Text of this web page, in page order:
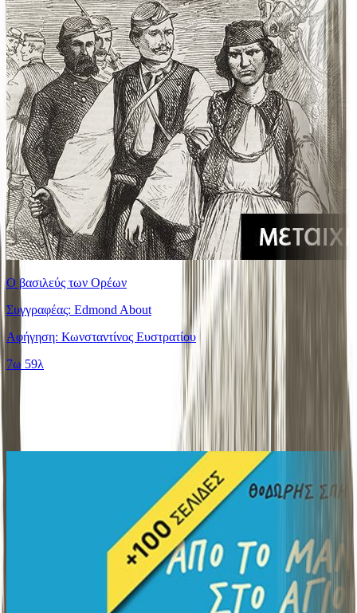
Ο βασιλεύς των Ορέων
Συγγραφέας: Edmond About
Αφήγηση: Κωνσταντίνος Ευστρατίου
7ω 59λ
Ίδιος Αφηγητής